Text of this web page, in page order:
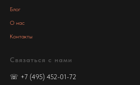
Блог
О нас
Контакты
Связаться с нами
☏ +7 (495) 452-01-72